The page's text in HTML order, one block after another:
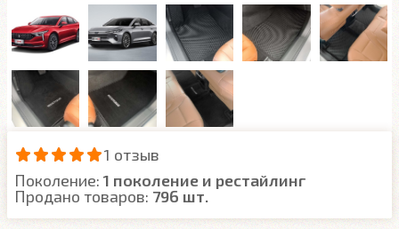
1 отзыв
Поколение: 1 поколение и рестайлинг
Продано товаров: 796 шт.